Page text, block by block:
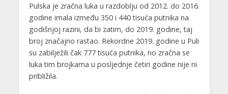
Pulska je zračna luka u razdoblju od 2012. do 2016.
godine imala između 350 i 440 tisuća putnika na
godišnjoj razini, da bi zatim, do 2019. godine, taj
broj značajno rastao. Rekordne 2019. godine u Puli
su zabilježili čak 777 tisuća putnika, no zračna se
luka tim brojkama u posljednje četiri godine nije ni
približila.